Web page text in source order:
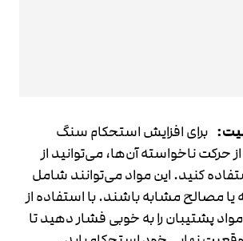
: برای افزایش استحکام سنگ
حرکت ناخواسته آن‌ها، می‌توانید از
کنید. این مواد می‌توانند شامل
مصالح مشابه باشند. با استفاده از
پشتیبان را به خوبی فشار دهید تا